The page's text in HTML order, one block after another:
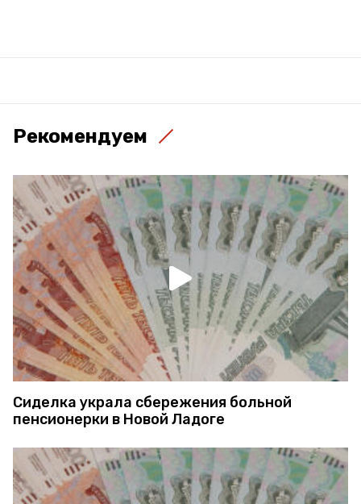
Рекомендуем
Сиделка украла сбережения больной
пенсионерки в Новой Ладоге